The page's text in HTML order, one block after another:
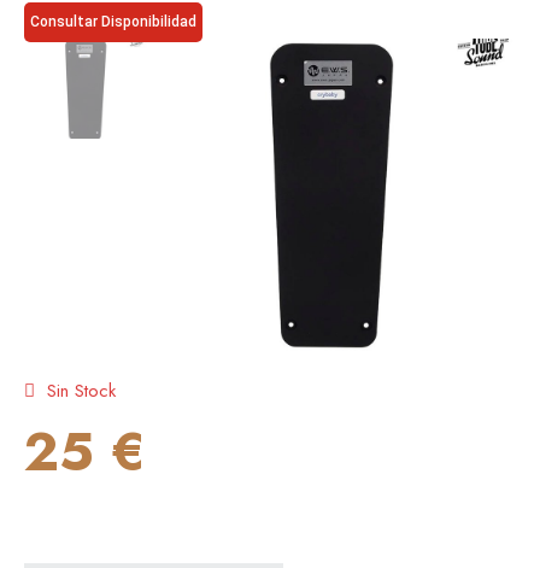
Consultar Disponibilidad
Sin Stock
25 €